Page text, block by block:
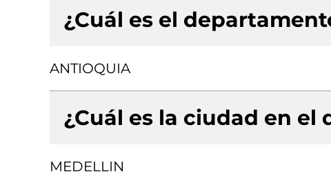
¿Cuál es el
ANTIOQUIA
¿Cuál es la ciudad en el
MEDELLIN